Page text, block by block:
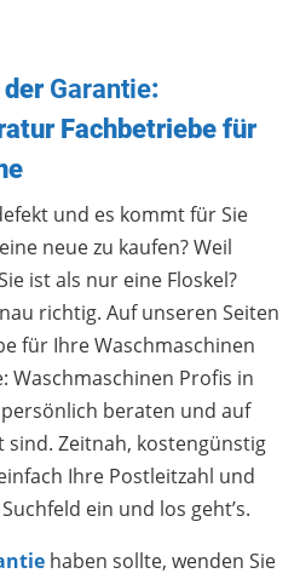
der Garantie:
Fachbetriebe für
und es kommt für Sie
neue zu kaufen? Weil
ist als nur eine Floskel?
richtig. Auf unseren Seiten
für Ihre Waschmaschinen
Waschmaschinen Profis in
beraten und auf
sind. Zeitnah, kostengünstig
Ihre Postleitzahl und
ein und los geht’s.
haben sollte, wenden Sie